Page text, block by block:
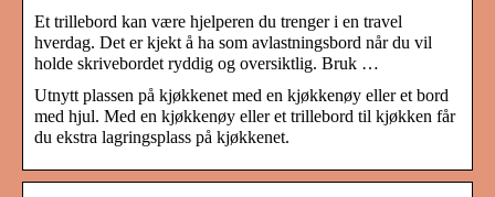
Et trillebord kan være hjelperen du trenger i en travel
hverdag. Det er kjekt å ha som avlastningsbord når du vil
holde skrivebordet ryddig og oversiktlig. Bruk …
Utnytt plassen på kjøkkenet med en kjøkkenøy eller et bord
med hjul. Med en kjøkkenøy eller et trillebord til kjøkken får
du ekstra lagringsplass på kjøkkenet.